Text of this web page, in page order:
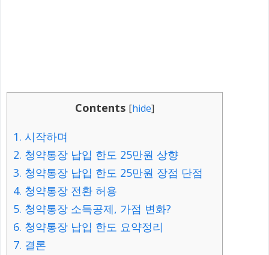
Contents [hide]
1. 시작하며
2. 청약통장 납입 한도 25만원 상향
3. 청약통장 납입 한도 25만원 장점 단점
4. 청약통장 전환 허용
5. 청약통장 소득공제, 가점 변화?
6. 청약통장 납입 한도 요약정리
7. 결론